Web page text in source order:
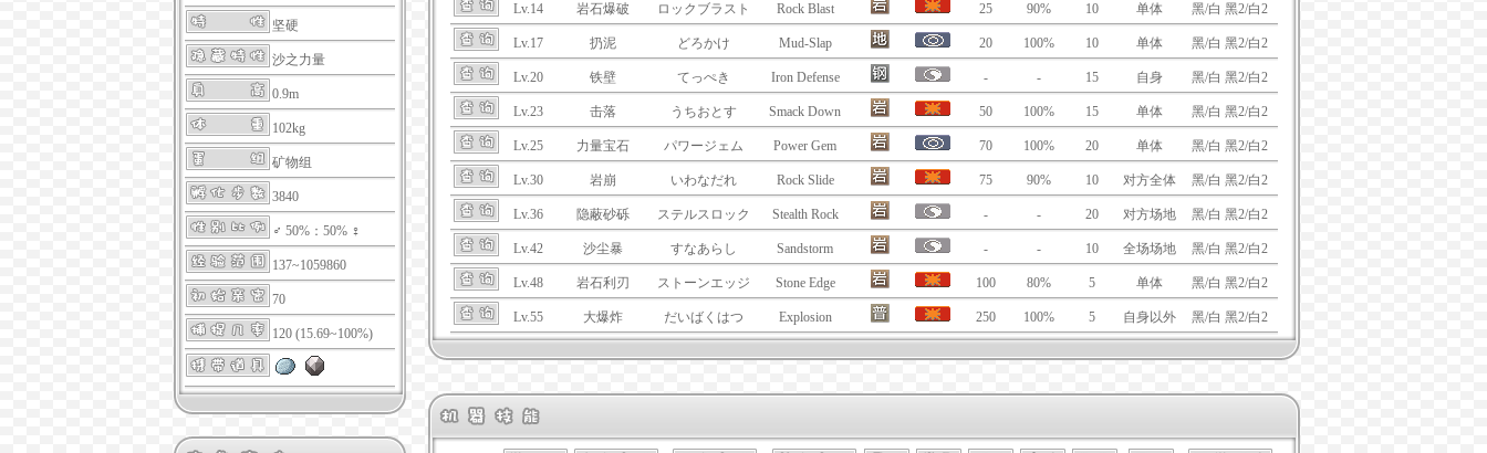
坚硬
沙之力量
0.9m
102kg
矿物组
3840
♂ 50%：50% ♀
137~1059860
70
120 (15.69~100%)
Lv.14 岩石爆破 ロックブラスト Rock Blast 25 90% 10 单体 黑/白 黑2/白2
Lv.17 扔泥 どろかけ Mud-Slap 20 100% 10 单体 黑/白 黑2/白2
Lv.20 铁壁 てっぺき Iron Defense - - 15 自身 黑/白 黑2/白2
Lv.23 击落 うちおとす Smack Down 50 100% 15 单体 黑/白 黑2/白2
Lv.25 力量宝石 パワージェム Power Gem 70 100% 20 单体 黑/白 黑2/白2
Lv.30 岩崩 いわなだれ Rock Slide 75 90% 10 对方全体 黑/白 黑2/白2
Lv.36 隐蔽砂砾 ステルスロック Stealth Rock - - 20 对方场地 黑/白 黑2/白2
Lv.42 沙尘暴 すなあらし Sandstorm - - 10 全场场地 黑/白 黑2/白2
Lv.48 岩石利刃 ストーンエッジ Stone Edge 100 80% 5 单体 黑/白 黑2/白2
Lv.55 大爆炸 だいばくはつ Explosion 250 100% 5 自身以外 黑/白 黑2/白2